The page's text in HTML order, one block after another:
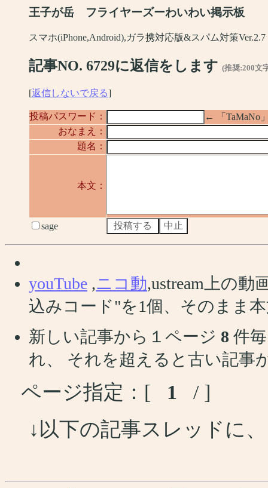
王子が岳 フライヤーズーわいわい掲示板
スマホ(iPhone,Android),ガラ携対応版&スパム対策Ver.2.7
記事NO. 6729に返信をします (推奨:200文
[返信しないで戻る]
投稿パスワード：
← 「TaMaNo
おなまえ：
題名：
本文：
sage
youTube ,ニコ動,ustream上の
込みコード"を1個、そのまま
新しい記事から１ページ 8 件
れ、 それを超えると古い記事
ページ指定：[ 1
/ ]
↓以下の記事スレッドに